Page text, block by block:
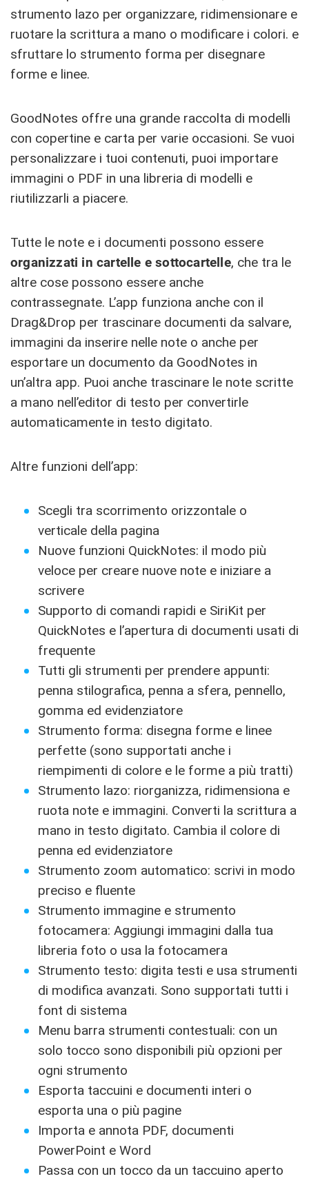
strumento lazo per organizzare, ridimensionare e
ruotare la scrittura a mano o modificare i colori. e
sfruttare lo strumento forma per disegnare
forme e linee.
GoodNotes offre una grande raccolta di modelli
con copertine e carta per varie occasioni. Se vuoi
personalizzare i tuoi contenuti, puoi importare
immagini o PDF in una libreria di modelli e
riutilizzarli a piacere.
Tutte le note e i documenti possono essere
organizzati in cartelle e sottocartelle, che tra le
altre cose possono essere anche
contrassegnate. L’app funziona anche con il
Drag&Drop per trascinare documenti da salvare,
immagini da inserire nelle note o anche per
esportare un documento da GoodNotes in
un’altra app. Puoi anche trascinare le note scritte
a mano nell’editor di testo per convertirle
automaticamente in testo digitato.
Altre funzioni dell’app:
Scegli tra scorrimento orizzontale o
verticale della pagina
Nuove funzioni QuickNotes: il modo più
veloce per creare nuove note e iniziare a
scrivere
Supporto di comandi rapidi e SiriKit per
QuickNotes e l’apertura di documenti usati di
frequente
Tutti gli strumenti per prendere appunti:
penna stilografica, penna a sfera, pennello,
gomma ed evidenziatore
Strumento forma: disegna forme e linee
perfette (sono supportati anche i
riempimenti di colore e le forme a più tratti)
Strumento lazo: riorganizza, ridimensiona e
ruota note e immagini. Converti la scrittura a
mano in testo digitato. Cambia il colore di
penna ed evidenziatore
Strumento zoom automatico: scrivi in modo
preciso e fluente
Strumento immagine e strumento
fotocamera: Aggiungi immagini dalla tua
libreria foto o usa la fotocamera
Strumento testo: digita testi e usa strumenti
di modifica avanzati. Sono supportati tutti i
font di sistema
Menu barra strumenti contestuali: con un
solo tocco sono disponibili più opzioni per
ogni strumento
Esporta taccuini e documenti interi o
esporta una o più pagine
Importa e annota PDF, documenti
PowerPoint e Word
Passa con un tocco da un taccuino aperto